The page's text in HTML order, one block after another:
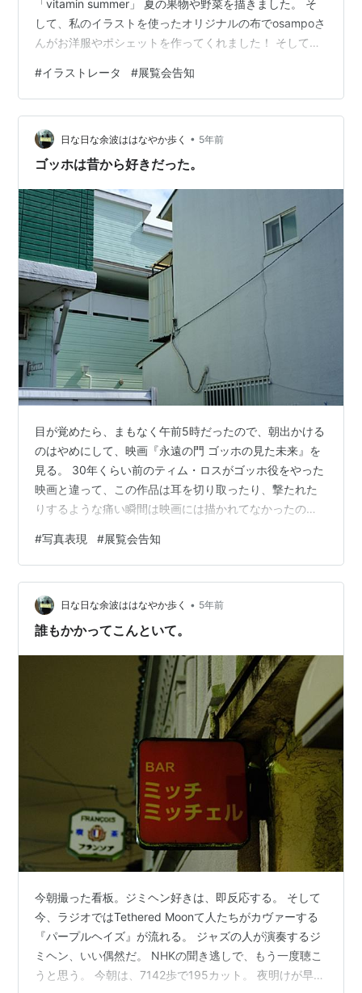
「vitamin summer」 夏の果物や野菜を描きました。 そ
して、私のイラストを使ったオリジナルの布でosampoさ
んがお洋服やポシェットを作ってくれました！ そして私
す。 緊急事態宣言中の開催ですが、、 お近くに来られる
機会がありましたら、のぞいていただけたらうれしいで
す！
：：：：：：：：：：：：：：：：：：：：：：：：：
：：：：：：：： osampo +いざわ直子 ふたり展 場所：
#イラストレータ #展覧会告知
日な日な余波ははなやか歩く • 5年前
ゴッホは昔から好きだった。
目が覚めたら、まもなく午前5時だったので、朝出かける
のはやめにして、映画『永遠の門 ゴッホの見た未来』を
見る。 30年くらい前のティム・ロスがゴッホ役をやった
映画と違って、この作品は耳を切り取ったり、撃たれた
りするような痛い瞬間は映画には描かれてなかったので
で描かれていた）、子供に石を投げられたり、女に罵ら
れたり、つらい場面がまあまああった。 死後の評価を考
えると、他人の評価とは一体なんなのか、考えてしま
う。 で、まあ、そんなものかと考えが落ち着く。 別にゴ
ッホだけが正しかったわけでもないだろうし、変人扱い
#写真表現 #展覧会告知
日な日な余波ははなやか歩く • 5年前
誰もかかってこんといて。
今朝撮った看板。ジミヘン好きは、即反応する。 そして
今、ラジオではTethered Moonて人たちがカヴァーする
『パープルヘイズ』が流れる。 ジャズの人が演奏するジ
ミヘン、いい偶然だ。 NHKの聞き逃しで、もう一度聴こ
うと思う。 今朝は、7142歩で195カット。 夜明けが早く